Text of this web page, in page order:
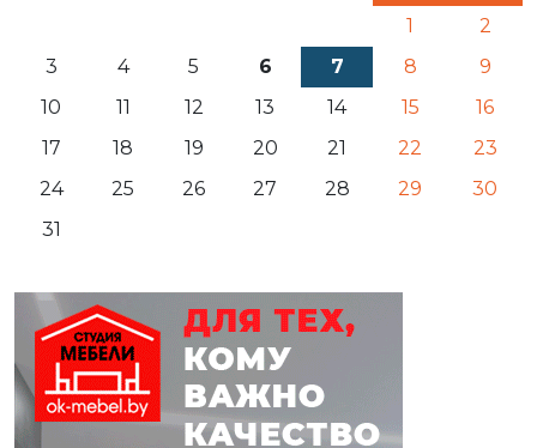
1
2
3
4 5 6 7 8
9
10
11 12 13 14 15
16
17
18 19 20 21 22
23
24
25 26 27 28 29
30
31